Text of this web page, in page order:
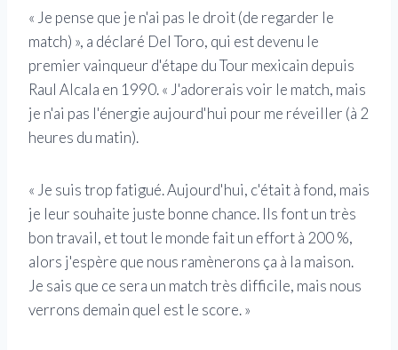
« Je pense que je n'ai pas le droit (de regarder le
match) », a déclaré Del Toro, qui est devenu le
premier vainqueur d'étape du Tour mexicain depuis
Raul Alcala en 1990. « J'adorerais voir le match, mais
je n'ai pas l'énergie aujourd'hui pour me réveiller (à 2
heures du matin).
« Je suis trop fatigué. Aujourd'hui, c'était à fond, mais
je leur souhaite juste bonne chance. Ils font un très
bon travail, et tout le monde fait un effort à 200 %,
alors j'espère que nous ramènerons ça à la maison.
Je sais que ce sera un match très difficile, mais nous
verrons demain quel est le score. »